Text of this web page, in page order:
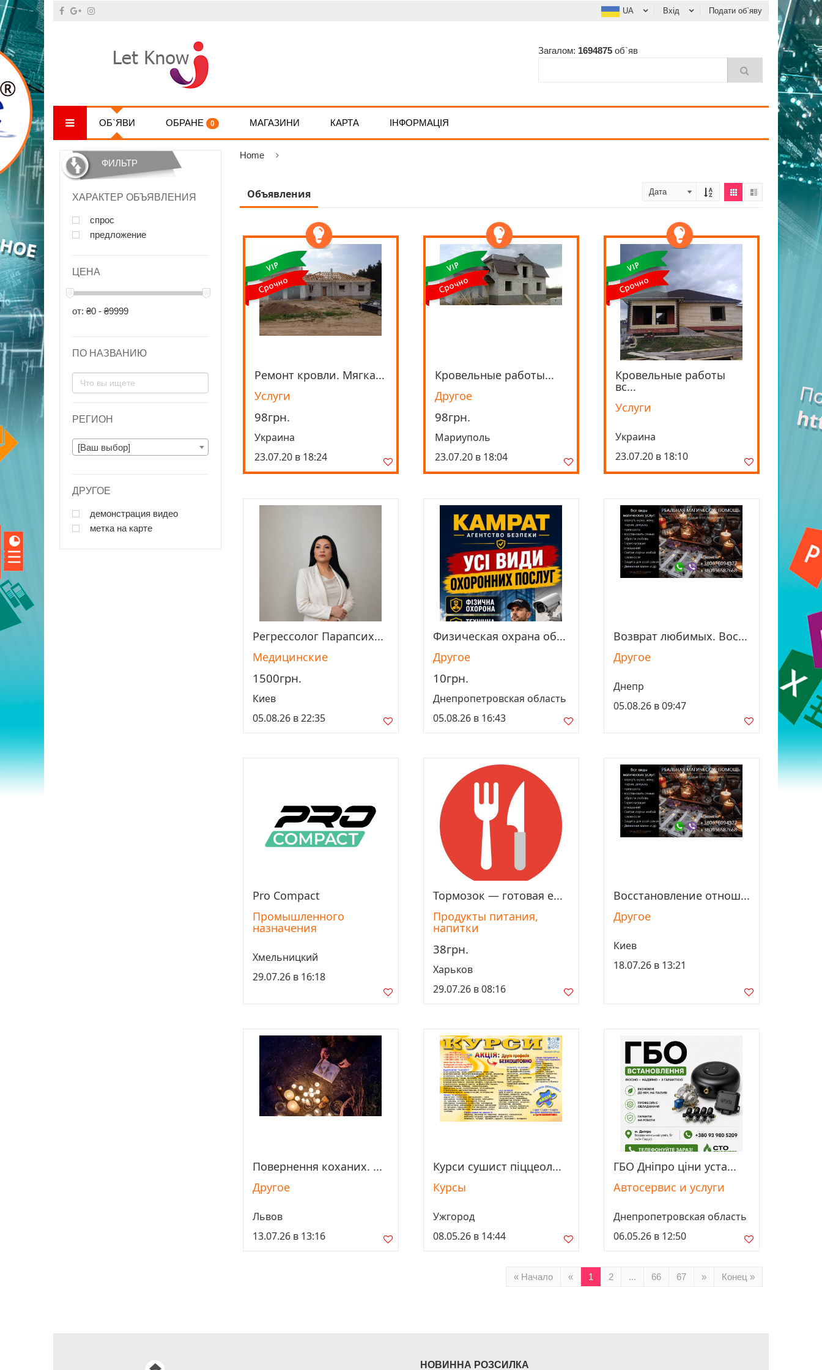
UA Вхід Подати об`яву
Загалом: 1694875об`яв
ОБ`ЯВИ ОБРАНЕ 0 МАГАЗИНИ КАРТА ІНФОРМАЦІЯ
ФИЛЬТР
ХАРАКТЕР ОБЪЯВЛЕНИЯ
спрос
предложение
ЦЕНА
от: ₴0 - ₴9999
ПО НАЗВАНИЮ
РЕГИОН
[Ваш выбор]
ДРУГОЕ
демонстрация видео
метка на карте
Home
Объявления
Просмотреть
Ремонт кровли. Мягка...
Услуги
98грн.
Украина
23.07.20 в 18:24
Просмотреть
Кровельные работы...
Другое
98грн.
Мариуполь
23.07.20 в 18:04
Просмотреть
Кровельные работы
вс...
Услуги
Украина
23.07.20 в 18:10
Просмотреть
Регрессолог Парапсих...
Медицинские
1500грн.
Киев
05.08.26 в 22:35
Просмотреть
Физическая охрана об...
Другое
10грн.
Днепропетровская область
05.08.26 в 16:43
Просмотреть
Возврат любимых. Вос...
Другое
Днепр
05.08.26 в 09:47
Просмотреть
Pro Compact
Промышленного
назначения
Хмельницкий
29.07.26 в 16:18
Просмотреть
Тормозок — готовая е...
Продукты питания,
напитки
38грн.
Харьков
29.07.26 в 08:16
Просмотреть
Восстановление отнош...
Другое
Киев
18.07.26 в 13:21
Просмотреть
Повернення коханих. ...
Другое
Львов
13.07.26 в 13:16
Просмотреть
Курси сушист піццеол...
Курсы
Ужгород
08.05.26 в 14:44
Просмотреть
ГБО Дніпро ціни уста...
Автосервис и услуги
Днепропетровская область
06.05.26 в 12:50
« Начало « 1 2 ... 66 67 » Конец »
НОВИННА РОЗСИЛКА